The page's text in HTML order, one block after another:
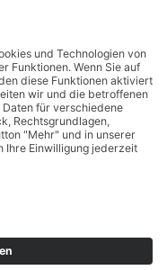
im Bereich
für Sie
Anruf. Tel: